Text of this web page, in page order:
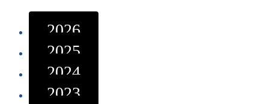
2026
2025
2024
2023